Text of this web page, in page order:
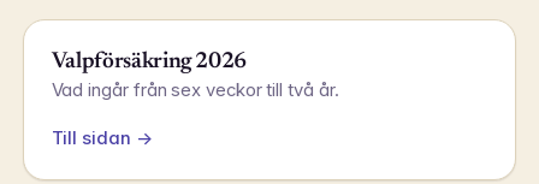
Valpförsäkring 2026
Vad ingår från sex veckor till två år.
Till sidan →